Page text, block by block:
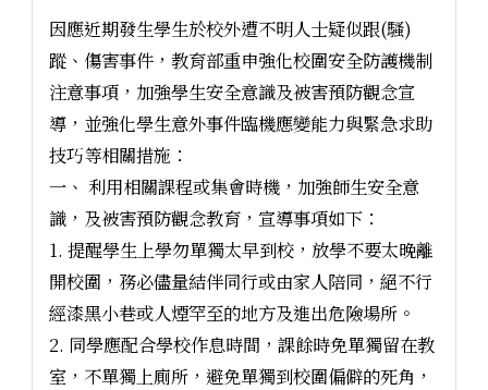
因應近期發生學生於校外遭不明人士疑似跟(騷)
蹤、傷害事件，教育部重申強化校圍安全防護機制
注意事項，加強學生安全意識及被害預防觀念宣
導，並強化學生意外事件臨機應變能力與緊急求助
技巧等相關措施：
一、 利用相關課程或集會時機，加強師生安全意
識，及被害預防觀念教育，宣導事項如下：
1. 提醒學生上學勿單獨太早到校，放學不要太晚離
開校圍，務必儘量結伴同行或由家人陪同，絕不行
經漆黑小巷或人煙罕至的地方及進出危險場所。
2. 同學應配合學校作息時間，課餘時免單獨留在教
室，不單獨上廁所，避免單獨到校圍偏僻的死角，